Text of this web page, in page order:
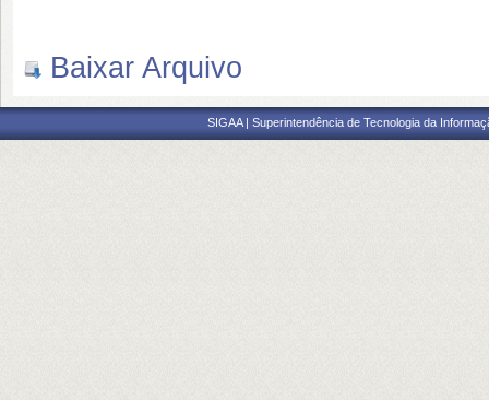
Baixar Arquivo
SIGAA | Superintendência de Tecnologia da